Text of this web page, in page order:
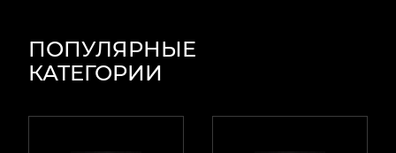
ПОПУЛЯРНЫЕ
КАТЕГОРИИ